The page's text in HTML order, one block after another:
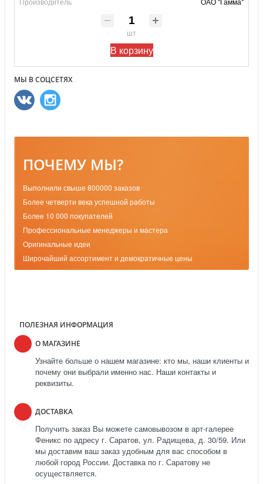
шт
В корзину
МЫ В СОЦСЕТЯХ
ПОЧЕМУ МЫ?
Выполнили свыше 800000 заказов
Более четверти века успешной работы
Более 10 000 покупателей
Профессиональные менеджеры и мастера
Оригинальные идеи
Широчайший ассортимент и демократичные цены
ПОЛЕЗНАЯ ИНФОРМАЦИЯ
О МАГАЗИНЕ
Узнайте больше о нашем магазине: кто мы, наши клиенты и
почему они выбрали именно нас. Наши контакты и
реквизиты.
ДОСТАВКА
Получить заказ Вы можете самовывозом в арт-галерее
Феникс по адресу г. Саратов, ул. Радищева, д. 30/59. Или
мы доставим ваш заказ удобным для вас способом в
любой город России. Доставка по г. Саратову не
осуществляется.